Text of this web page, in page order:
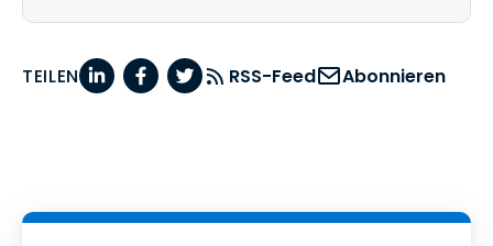
TEILEN RSS-Feed Abonnieren